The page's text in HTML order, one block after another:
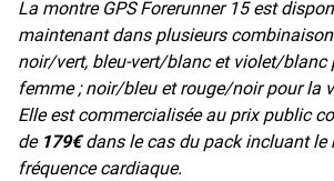
La montre GPS Forerunner 15 est
maintenant dans plusieurs
noir/vert, bleu-vert/blanc et violet/blanc
femme ; noir/bleu et rouge/noir pour la
Elle est commercialisée au prix public
de 179€dans le cas du pack incluant le
fréquence cardiaque.